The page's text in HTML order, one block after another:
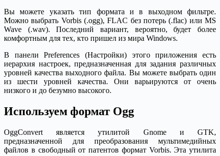
Вы можете указать тип формата и в выходном фильтре.
Можно выбрать Vorbis (.ogg), FLAC без потерь (.flac) или MS
Wave (.wav). Последний вариант, вероятно, будет более
комфортным для тех, кто пришел из мира Windows.
В панели Preferences (Настройки) этого приложения есть
иерархия настроек, предназначенная для задания различных
уровней качества выходного файла. Вы можете выбрать один
из шести уровней качества. Они варьируются от очень
низкого и до безумно высокого.
Используем формат Ogg
OggConvert является утилитой Gnome и GTK,
предназначенной для преобразования мультимедийных
файлов в свободный от патентов формат Vorbis. Эта утилита